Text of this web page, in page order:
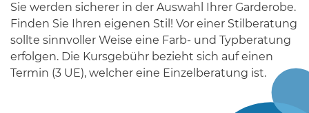
Sie werden sicherer in der Auswahl Ihrer Garderobe.
Finden Sie Ihren eigenen Stil! Vor einer Stilberatung
sollte sinnvoller Weise eine Farb- und Typberatung
erfolgen. Die Kursgebühr bezieht sich auf einen
Termin (3 UE), welcher eine Einzelberatung ist.